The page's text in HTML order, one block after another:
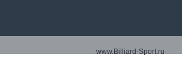
www.Billiard-Sport.ru